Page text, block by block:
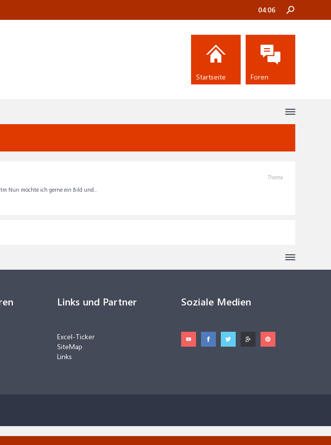
Thema
Nun möchte ich gerne ein Bild und...
04:06
Startseite Foren
Links und Partner
Excel-Ticker
SiteMap
Links
Soziale Medien